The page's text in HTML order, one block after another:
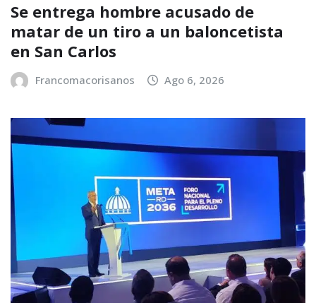
Se entrega hombre acusado de
matar de un tiro a un baloncetista
en San Carlos
Francomacorisanos Ago 6, 2026